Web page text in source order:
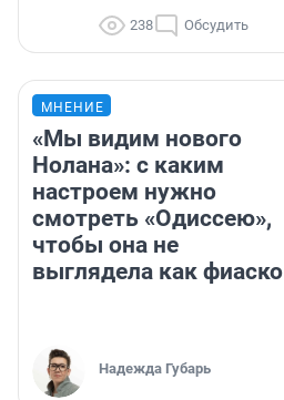
238 Обсудить
МНЕНИЕ
«Мы видим нового
Нолана»: с каким
настроем нужно
смотреть «Одиссею»,
чтобы она не
выглядела как фиаско
Надежда Губарь